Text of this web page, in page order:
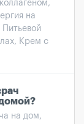
на
Питьевой
Крем с
на дом,